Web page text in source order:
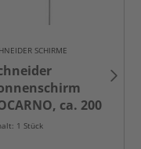
SCHIRME
ca. 200
Ø, rot
1 Stück